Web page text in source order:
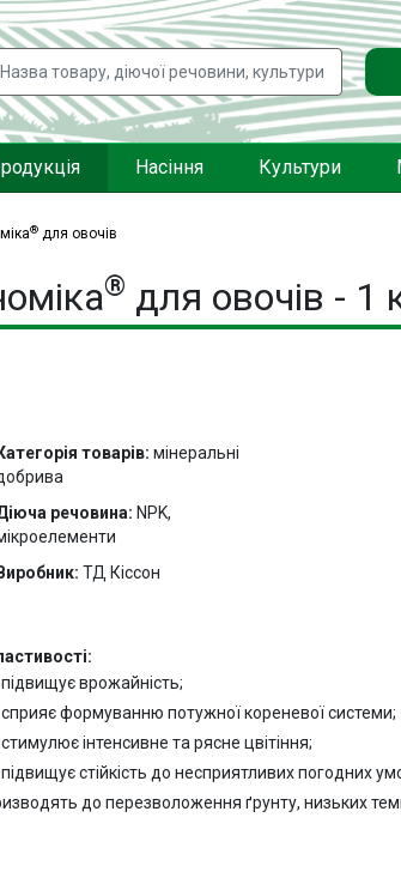
Насіння Культури
® для овочів
® для овочів - 1
Категорія товарів: мінеральні
речовина: NPK,
Виробник: ТД Кіссон
підвищує врожайність;
сприяє формуванню потужної кореневої системи;
стимулює інтенсивне та рясне цвітіння;
підвищує стійкість до несприятливих погодних
до перезволоження ґрунту, низьких